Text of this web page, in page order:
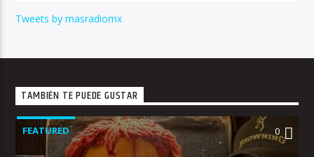
Tweets by masradiomx
TAMBIÉN TE PUEDE GUSTAR
FEATURED 0